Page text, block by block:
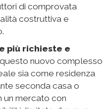
di comprovata
costruttiva e
più richieste e
nuovo complesso
sia come residenza
seconda casa o
un mercato con